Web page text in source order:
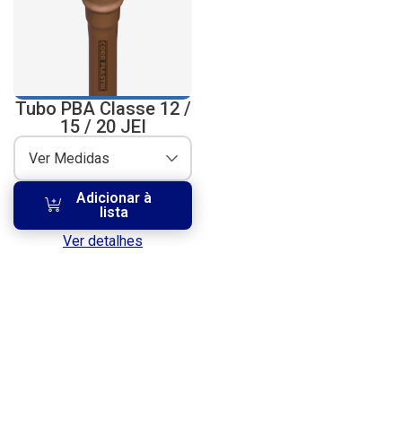
Tubo PBA Classe 12 /
15 / 20 JEI
Ver Medidas
Adicionar à
lista
Ver detalhes